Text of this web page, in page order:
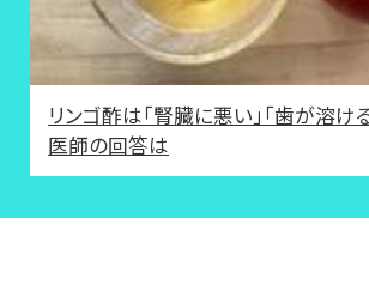
リンゴ酢は「腎臓に悪い」「歯が溶け
医師の回答は